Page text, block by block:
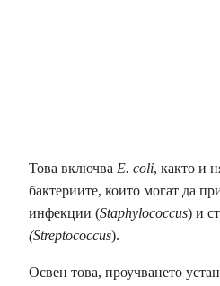
Това включва E. coli, както и
бактериите, които могат да
инфекции (Staphylococcus) и
(Streptococcus).
Освен това, проучването